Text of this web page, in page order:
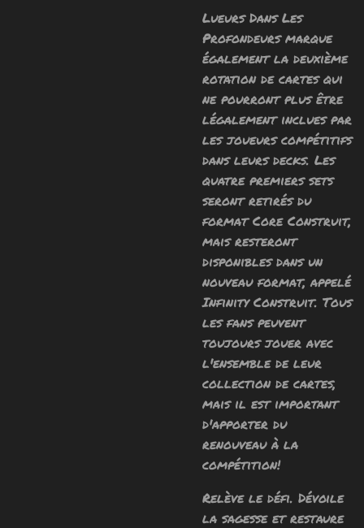
Lueurs Dans Les
Profondeurs marque
également la deuxième
rotation de cartes qui
ne pourront plus être
légalement inclues par
les joueurs compétitifs
dans leurs decks. Les
quatre premiers sets
seront retirés du
format Core Construit,
mais resteront
disponibles dans un
nouveau format, appelé
Infinity Construit. Tous
les fans peuvent
toujours jouer avec
l'ensemble de leur
collection de cartes,
mais il est important
d'apporter du
renouveau à la
compétition!
Relève le défi. Dévoile
la sagesse et restaure